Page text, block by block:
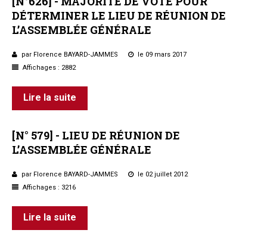
DÉTERMINER LE LIEU DE RÉUNION DE
L’ASSEMBLÉE GÉNÉRALE
par Florence BAYARD-JAMMES
le 09 mars 2017
Affichages : 2882
Lire la suite
[N° 579] - LIEU DE RÉUNION DE
L’ASSEMBLÉE GÉNÉRALE
par Florence BAYARD-JAMMES
le 02 juillet 2012
Affichages : 3216
Lire la suite